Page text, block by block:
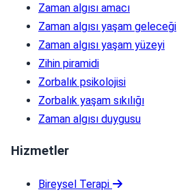
Zaman algısı amacı
Zaman algısı yaşam geleceği
Zaman algısı yaşam yüzeyi
Zihin piramidi
Zorbalık psikolojisi
Zorbalık yaşam sıkılığı
Zaman algısı duygusu
Hizmetler
Bireysel Terapi